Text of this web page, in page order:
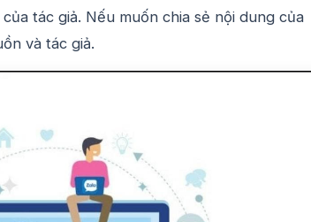
tác giả. Nếu muốn chia sẻ nội dung của
và tác giả.